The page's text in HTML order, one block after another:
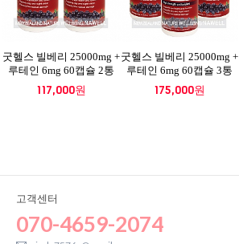
굿헬스 빌베리 25000mg +
루테인 6mg 60캡슐 2통
117,000원
굿헬스 빌베리 25000mg +
루테인 6mg 60캡슐 3통
175,000원
고객센터
070-4659-2074